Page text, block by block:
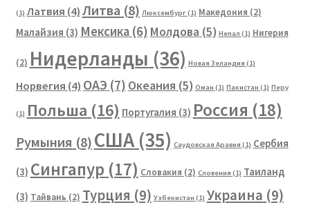
(1) Латвия (4)Литва (8) Люксембург(1) Македония (2)
Малайзия (3) Мексика(6) Молдова (5) Непал (1) Нигерия
(2) Нидерланды (36) Новая Зеландия (1)
Норвегия (4) ОАЭ (7) Океания (5) Оман (1) Пакистан (1) Перу
(1) Польша (16) Португалия (3) Россия (18)
Румыния (8)США(35) Саудовская Аравия (1) Сербия
(3) Сингапур (17) Словакия (2) Словения (1) Таиланд
(3) Тайвань (2) Турция (9) Узбекистан (1) Украина (9)